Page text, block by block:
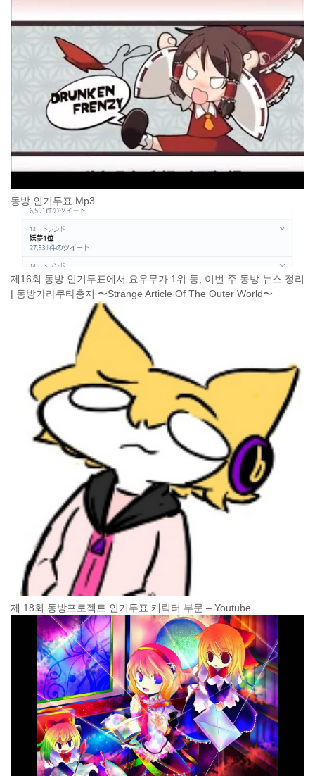
동방 인기투표 Mp3
제16회 동방 인기투표에서 요우무가 1위 등, 이번 주 동방 뉴스 정리
| 동방가라쿠타총지 〜Strange Article Of The Outer World〜
제 18회 동방프로젝트 인기투표 캐릭터 부문 – Youtube